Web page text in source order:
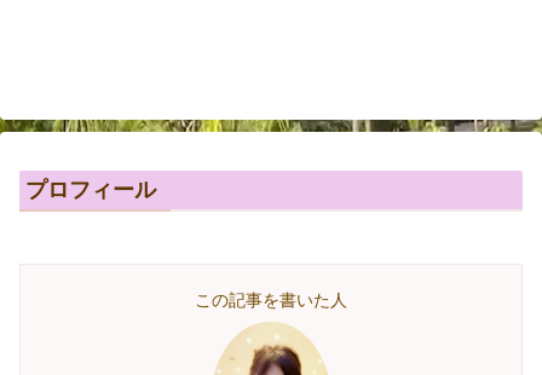
プロフィール
この記事を書いた人